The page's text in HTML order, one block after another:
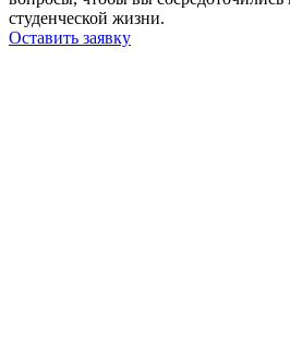
студенческой жизни.
Оставить заявку